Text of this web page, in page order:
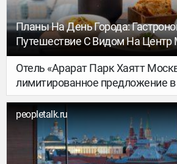
Планы На День Города:
Путешествие С Видом На
Отель «Арарат Парк Хаятт
лимитированное предложение в
празднования юбилея Москвы:
коктейль на террасе бара
видом на город и
проживание в этот уикэнд.
peopletalk.ru